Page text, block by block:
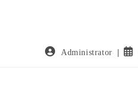
Administrator